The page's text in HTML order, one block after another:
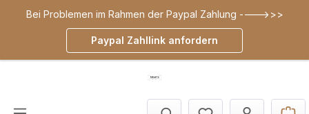
springen
Bei Problemen im Rahmen der Paypal Zahlung ---->>>
Paypal Zahllink anfordern